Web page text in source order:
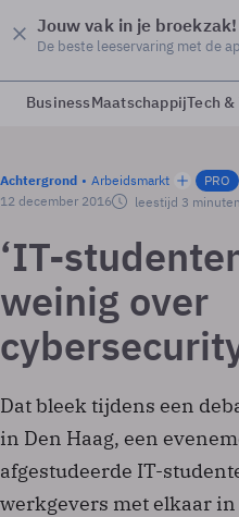
Jouw vak in je broekzak!
De beste leeservaring met de
BusinessMaatschappijTech
Achtergrond Arbeidsmarkt
PRO
12 december 2016
leestijd 3 minuten
‘IT-
weinig over
Dat bleek tijdens een
in Den Haag, een
afgestudeerde IT-
werkgevers met elkaar